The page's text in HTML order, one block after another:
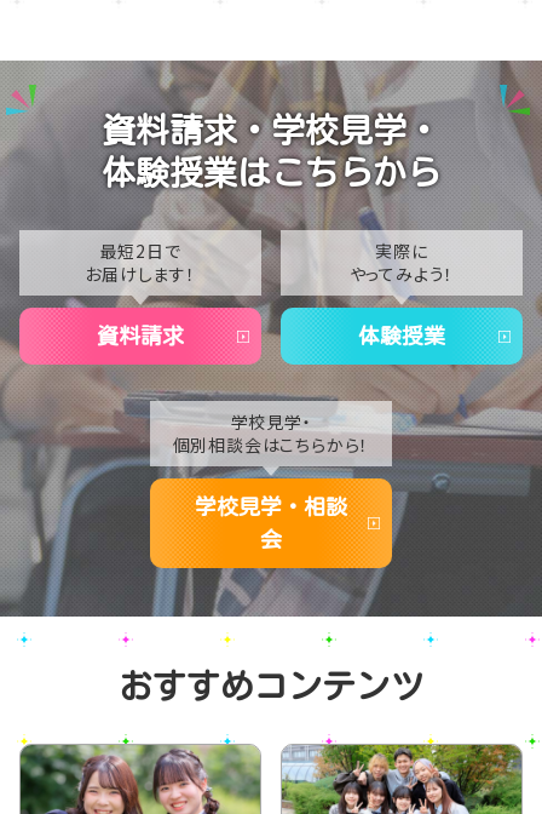
【なんば】校舎紹介の「自習室編」✨
【なんば】笑顔が溢れたオープンスクール😊在校生の
温かいお出迎えで素敵な1日に🌷
【なんば】夏季休校期間のお知らせ🍉
2025
2024
2023
2021
2020
資料請求・学校見学・
体験授業はこちらから
最短2日で
お届けします！
資料請求
実際に
やってみよう！
体験授業
学校見学・
個別相談会はこちらから！
学校見学・相談
会
おすすめコンテンツ